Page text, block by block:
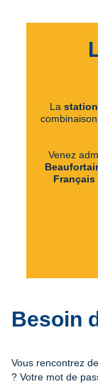
La
Venez
Français
Besoin
Vous rencontrez
? Votre mot de